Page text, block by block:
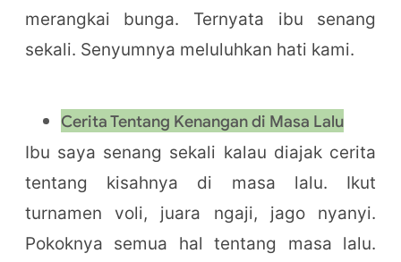
merangkai bunga. Ternyata ibu senang
sekali. Senyumnya meluluhkan hati kami.
Cerita Tentang Kenangan di Masa Lalu
Ibu saya senang sekali kalau diajak cerita
tentang kisahnya di masa lalu. Ikut
turnamen voli, juara ngaji, jago nyanyi.
Pokoknya semua hal tentang masa lalu.